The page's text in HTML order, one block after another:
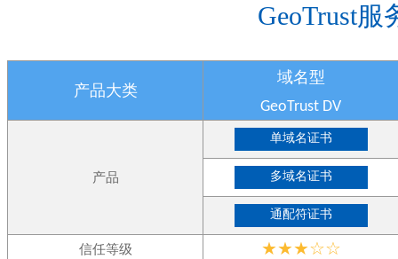
GeoTrust
产品大类
域名型
GeoTrust DV
产品
单域名证书
多域名证书
通配符证书
信任等级 ★★★☆☆